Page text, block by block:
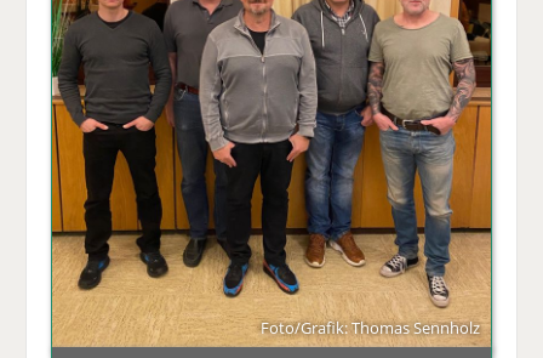
Foto/Grafik: Thomas Sennholz